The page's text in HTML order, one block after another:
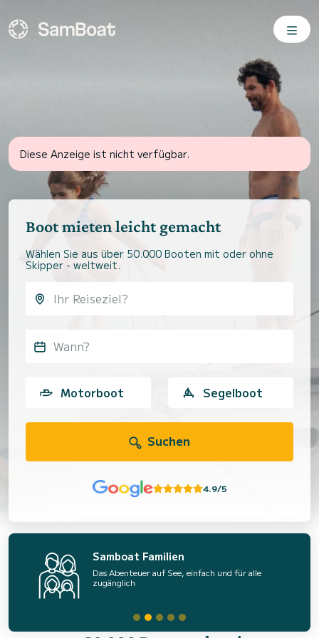
Diese Anzeige ist nicht verfügbar.
Boot mieten leicht gemacht
Wählen Sie aus über 50.000 Booten mit oder ohne
Skipper - weltweit.
Wann?
Motorboot Segelboot
Suchen
4.9/5
Samboat Familien
Das Abenteuer auf See, einfach und für alle
zugänglich